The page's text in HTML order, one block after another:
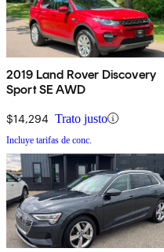
2019 Land Rover Discovery
Sport SE AWD
$14,294 Trato justo
Incluye tarifas de conc.